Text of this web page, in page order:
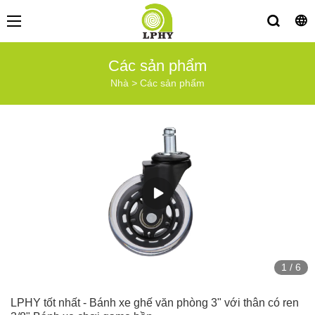
Các sản phẩm
Nhà > Các sản phẩm
1 / 6
LPHY tốt nhất - Bánh xe ghế văn phòng 3" với thân có ren